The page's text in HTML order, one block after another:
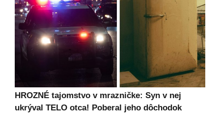
HROZNÉ tajomstvo v mrazničke: Syn v nej
ukrýval TELO otca! Poberal jeho dôchodok